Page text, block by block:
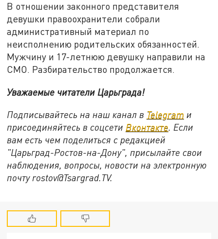
В отношении законного представителя
девушки правоохранители собрали
административный материал по
неисполнению родительских обязанностей.
Мужчину и 17-летнюю девушку направили на
СМО. Разбирательство продолжается.
Уважаемые читатели Царьграда!
Подписывайтесь на наш канал в Telegram и
присоединяйтесь в соцсети Вконтакте . Если
вам есть чем поделиться с редакцией
"Царьград-Ростов-на-Дону", присылайте свои
наблюдения, вопросы, новости на электронную
почту rostov@Tsargrad.ТV.